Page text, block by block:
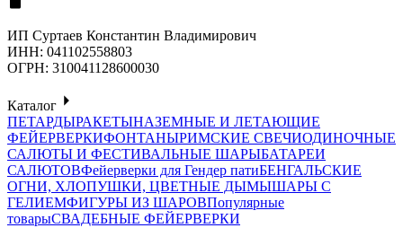
ИП Суртаев Константин Владимирович
ИНН: 041102558803
ОГРН: 310041128600030
Каталог
ПЕТАРДЫРАКЕТЫНАЗЕМНЫЕ И ЛЕТАЮЩИЕ
ФЕЙЕРВЕРКИФОНТАНЫРИМСКИЕ СВЕЧИОДИНОЧНЫЕ
САЛЮТЫ И ФЕСТИВАЛЬНЫЕ ШАРЫБАТАРЕИ
САЛЮТОВФейерверки для Гендер патиБЕНГАЛЬСКИЕ
ОГНИ, ХЛОПУШКИ, ЦВЕТНЫЕ ДЫМЫШАРЫ С
ГЕЛИЕМФИГУРЫ ИЗ ШАРОВПопулярные
товарыСВАДЕБНЫЕ ФЕЙЕРВЕРКИ